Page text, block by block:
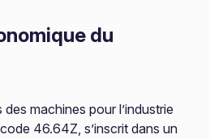
du
machines pour l’industrie
46.64Z, s’inscrit dans un